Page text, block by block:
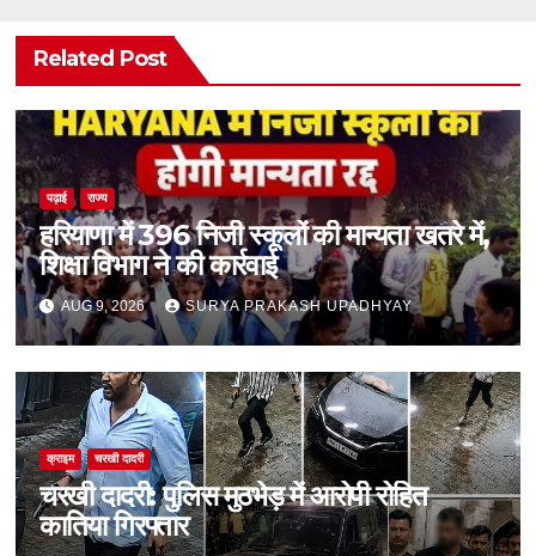
Related Post
पढ़ाई राज्य
हरियाणा में 396 निजी स्कूलों की मान्यता खतरे में,
शिक्षा विभाग ने की कार्रवाई
AUG 9, 2026 SURYA PRAKASH UPADHYAY
क्राइम चरखी दादरी
चरखी दादरी: पुलिस मुठभेड़ में आरोपी रोहित
कातिया गिरफ्तार